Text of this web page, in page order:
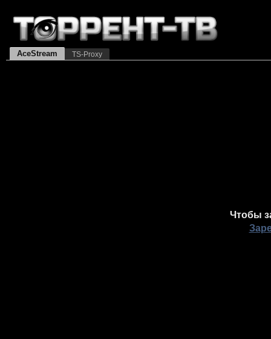
AceStream TS-Proxy
Чтобы